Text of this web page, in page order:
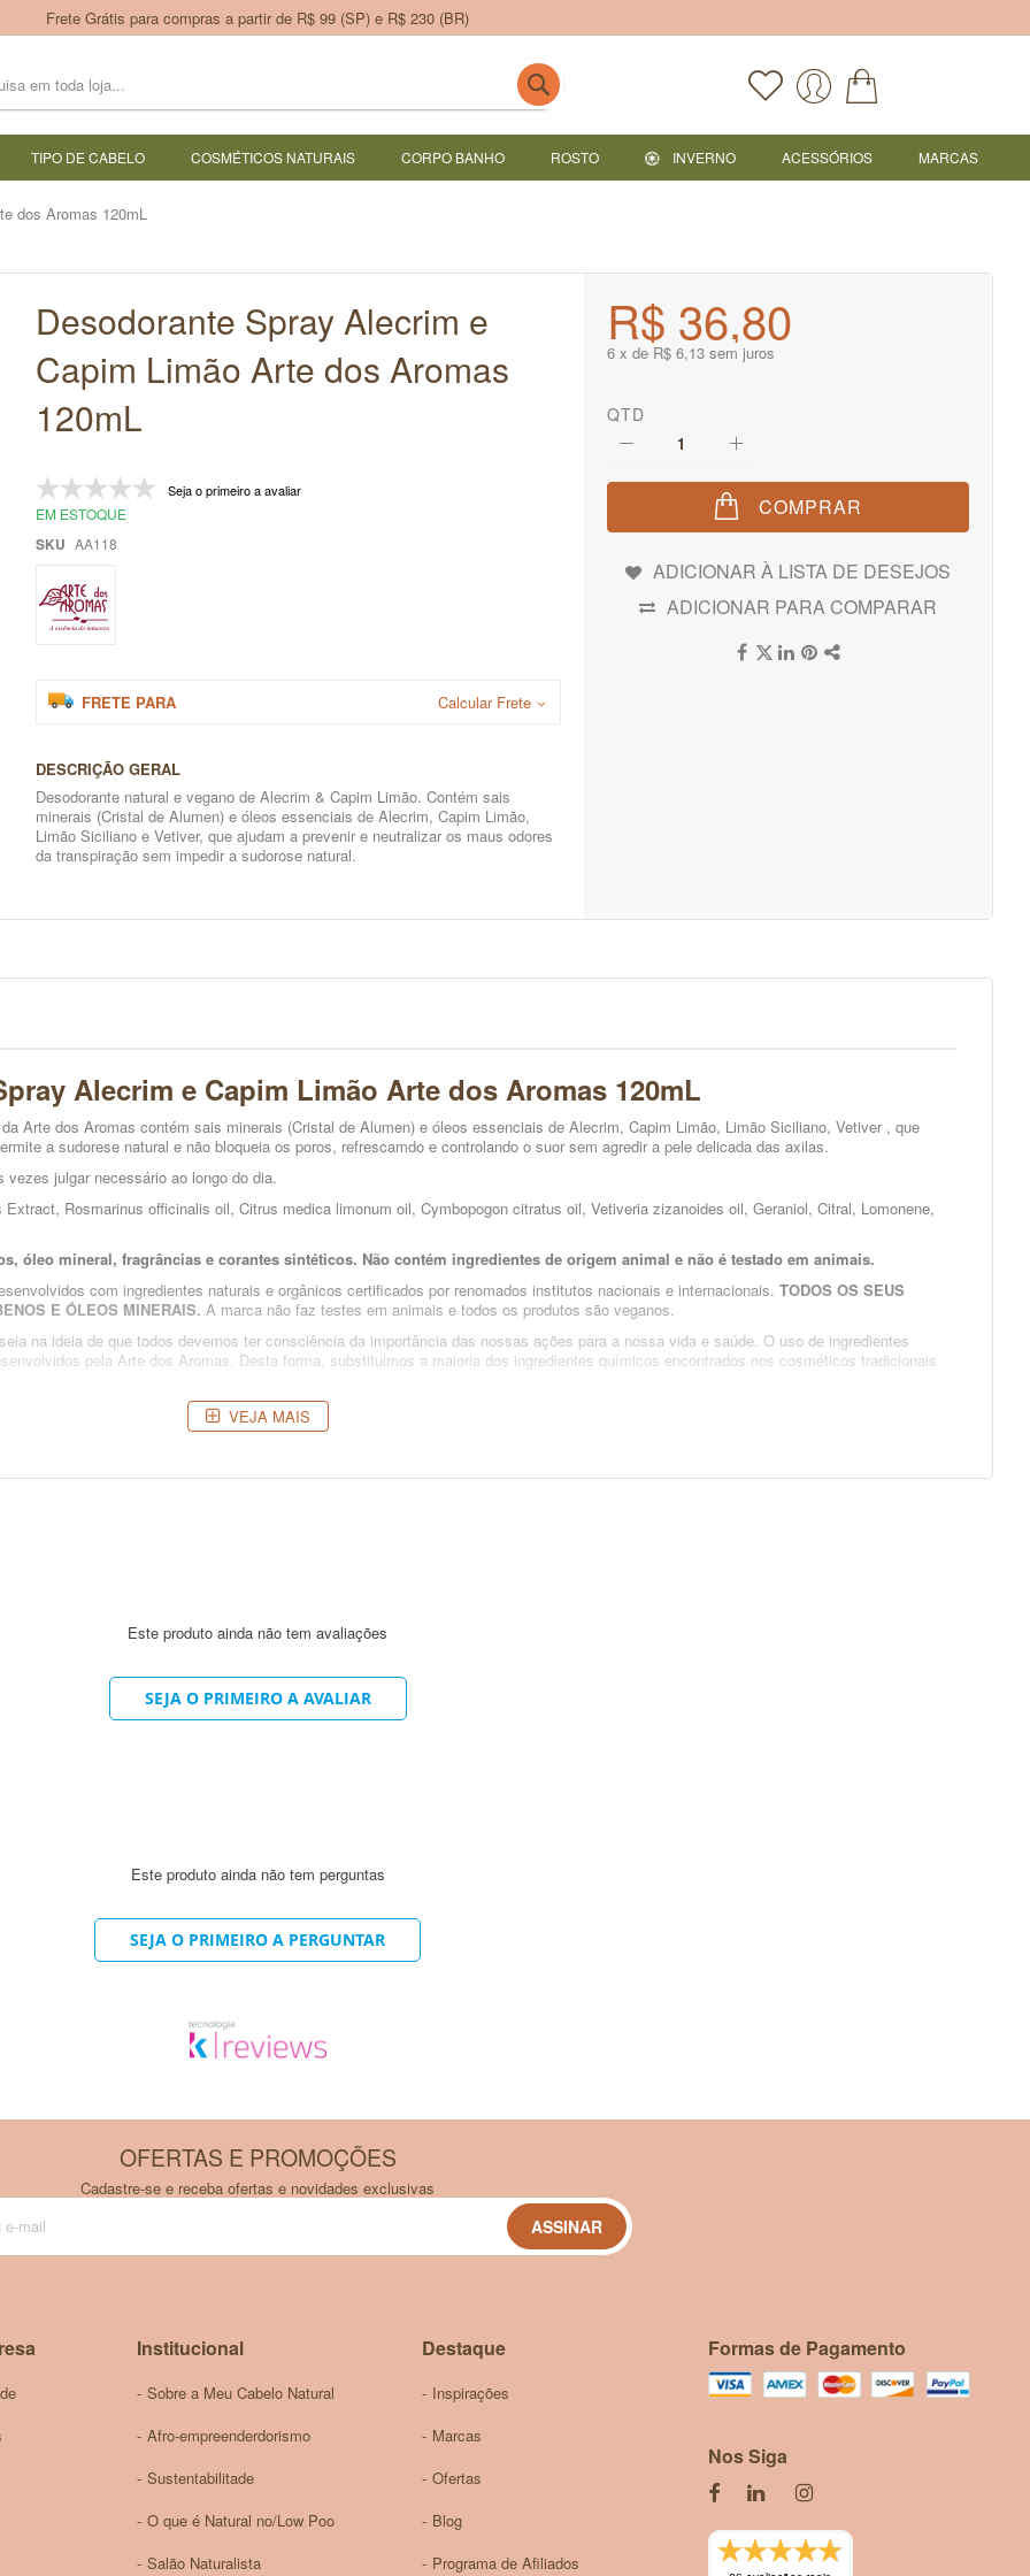
Frete Grátis para compras a partir de R$ 99 (SP) e R$ 230 (BR)
TIPO DE CABELO COSMÉTICOS NATURAIS CORPO BANHO ROSTO INVERNO ACESSÓRIOS MARCAS
dos Aromas 120mL
Desodorante Spray Alecrim e
Capim Limão Arte dos Aromas
120mL
Seja o primeiro a avaliar
EM ESTOQUE
SKU AA118
FRETE PARA Calcular Frete
DESCRIÇÃO GERAL
Desodorante natural e vegano de Alecrim & Capim Limão. Contém sais
minerais (Cristal de Alumen) e óleos essenciais de Alecrim, Capim Limão,
Limão Siciliano e Vetiver, que ajudam a prevenir e neutralizar os maus odores
da transpiração sem impedir a sudorose natural.
R$ 36,80
6 x de R$ 6,13 sem juros
QTD
COMPRAR
ADICIONAR À LISTA DE DESEJOS
ADICIONAR PARA COMPARAR
Alecrim e Capim Limão Arte dos Aromas 120mL
Arte dos Aromas contém sais minerais (Cristal de Alumen) e óleos essenciais de Alecrim, Capim Limão, Limão Siciliano, Vetiver , que
a sudorese natural e não bloqueia os poros, refrescamdo e controlando o suor sem agredir a pele delicada das axilas.
julgar necessário ao longo do dia.
Rosmarinus officinalis oil, Citrus medica limonum oil, Cymbopogon citratus oil, Vetiveria zizanoides oil, Geraniol, Citral, Lomonene,
óleo mineral, fragrâncias e corantes sintéticos. Não contém ingredientes de origem animal e não é testado em animais.
com ingredientes naturais e orgânicos certificados por renomados institutos nacionais e internacionais. TODOS OS SEUS
E ÓLEOS MINERAIS. A marca não faz testes em animais e todos os produtos são veganos.
na ideia de que todos devemos ter consciência da importância das nossas ações para a nossa vida e saúde. O uso de ingredientes
pela Arte dos Aromas. Desta forma, substituimos a maioria dos ingredientes químicos encontrados nos cosméticos tradicionais
VEJA MAIS
Este produto ainda não tem avaliações
SEJA O PRIMEIRO A AVALIAR
Este produto ainda não tem perguntas
SEJA O PRIMEIRO A PERGUNTAR
OFERTAS E PROMOÇÕES
Cadastre-se e receba ofertas e novidades exclusivas
ASSINAR
Institucional
Sobre a Meu Cabelo Natural
Afro-empreenderdorismo
Sustentabilitade
O que é Natural no/Low Poo
Salão Naturalista
Destaque
Inspirações
Marcas
Ofertas
Blog
Programa de Afiliados
Formas de Pagamento
Nos Siga